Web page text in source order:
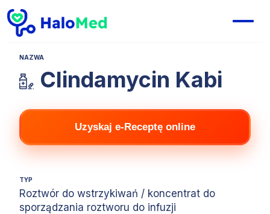
NAZWA
Clindamycin Kabi
Uzyskaj e-Receptę online
TYP
Roztwór do wstrzykiwań / koncentrat do
sporządzania roztworu do infuzji